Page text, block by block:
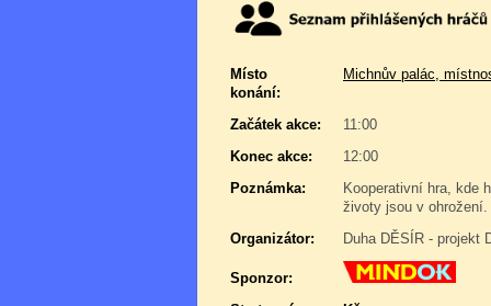
Místo
konání:
Michnův palác,
Začátek akce:
11:00
Konec akce:
12:00
Poznámka:
Kooperativní hra, kde
životy jsou v
Organizátor:
Duha DĚSÍR - projekt
Sponzor: